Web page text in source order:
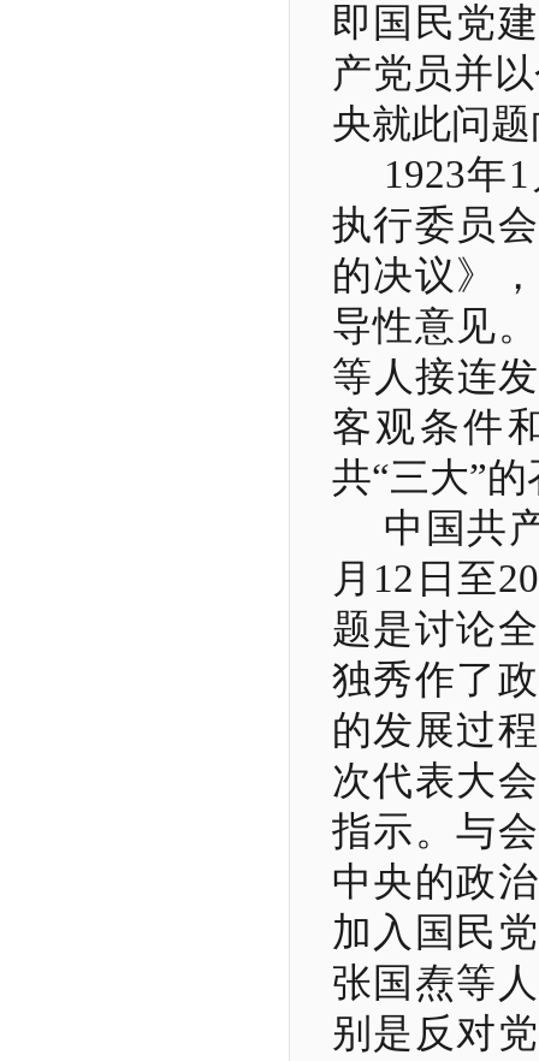
即国民党
产党员并
央就此问
1923年1
执行委员
的决议》
导性意见
等人接连
客观条件
共“三大”
中国共
月 12 日至20
题是讨论
独秀作了
的发展过
次代表大
指示。与
中央的政
加入国民
张国焘等
别是反对